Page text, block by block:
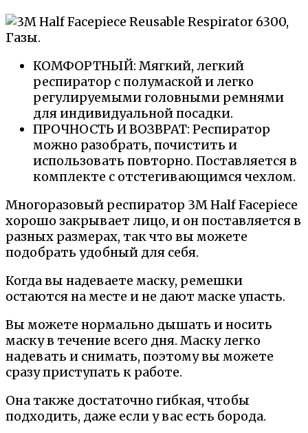
КОМФОРТНЫЙ: Мягкий, легкий
респиратор с полумаской и легко
регулируемыми головными ремнями
для индивидуальной посадки.
ПРОЧНОСТЬ И ВОЗВРАТ: Респиратор
можно разобрать, почистить и
использовать повторно. Поставляется в
комплекте с отстегивающимся чехлом.
Многоразовый респиратор 3M Half Facepiece
хорошо закрывает лицо, и он поставляется в
разных размерах, так что вы можете
подобрать удобный для себя.
Когда вы надеваете маску, ремешки
остаются на месте и не дают маске упасть.
Вы можете нормально дышать и носить
маску в течение всего дня. Маску легко
надевать и снимать, поэтому вы можете
сразу приступать к работе.
Она также достаточно гибкая, чтобы
подходить, даже если у вас есть борода.